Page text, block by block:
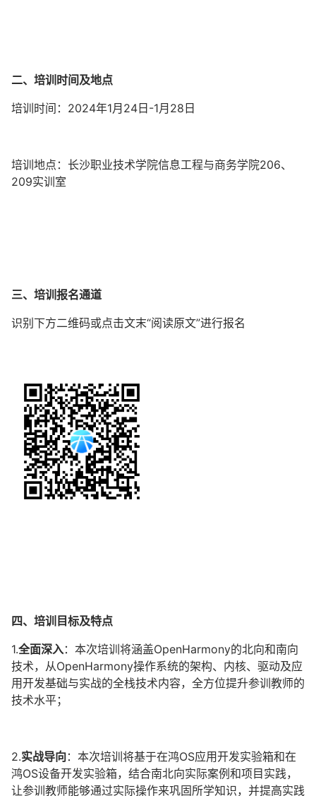
二、培训时间及地点
培训时间：2024年1月24日-1月28日
培训地点：长沙职业技术学院信息工程与商务学院206、
209实训室
三、培训报名通道
识别下方二维码或点击文末“阅读原文”进行报名
四、培训目标及特点
1.全面深入：本次培训将涵盖OpenHarmony的北向和南向
技术，从OpenHarmony操作系统的架构、内核、驱动及应
用开发基础与实战的全栈技术内容，全方位提升参训教师的
技术水平；
2.实战导向：本次培训将基于在鸿OS应用开发实验箱和在
鸿OS设备开发实验箱，结合南北向实际案例和项目实践，
让参训教师能够通过实际操作来巩固所学知识，并提高实践